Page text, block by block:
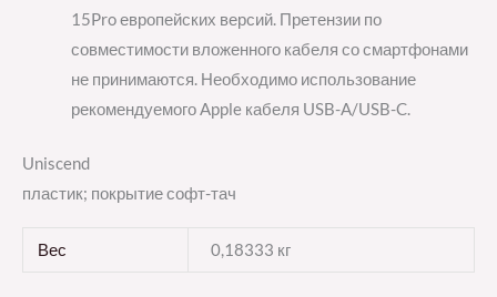
15Pro европейских версий. Претензии по
совместимости вложенного кабеля со смартфонами
не принимаются. Необходимо использование
рекомендуемого Apple кабеля USB-A/USB-C.
Uniscend
пластик; покрытие софт-тач
Вес 0,18333 кг